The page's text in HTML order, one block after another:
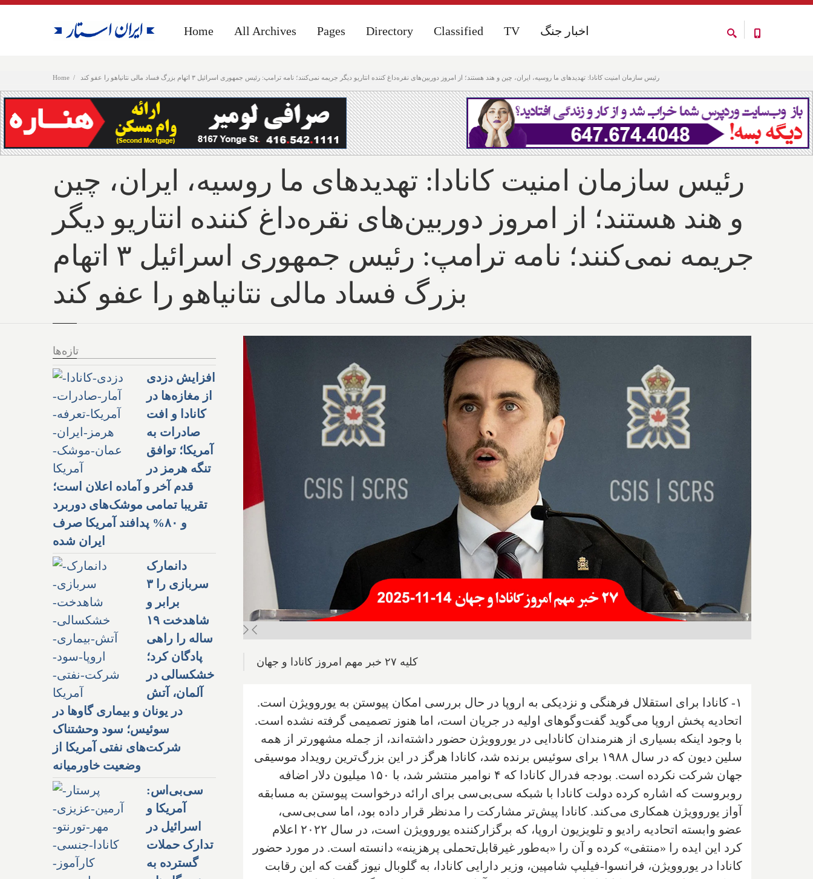
Home رئیس سازمان امنیت کانادا: تهدیدهای ما روسیه، ایران، چین و هند هستند؛ از امروز دوربین‌های نقره‌داغ کننده انتاریو دیگر جریمه نمی‌کنند؛ نامه ترامپ: رئیس جمهوری اسرائیل ۳ اتهام بزرگ فساد مالی نتانیاهو را عفو کند
Home All Archives Pages Directory Classified TV اخبار جنگ Home All Archives Pages Directory Classified TV اخبار جنگ
رئیس سازمان امنیت کانادا: تهدیدهای ما روسیه، ایران، چین
و هند هستند؛ از امروز دوربین‌های نقره‌داغ کننده انتاریو دیگر
جریمه نمی‌کنند؛ نامه ترامپ: رئیس جمهوری اسرائیل ۳ اتهام
بزرگ فساد مالی نتانیاهو را عفو کند
کلیه ۲۷ خبر مهم امروز کانادا و جهان
۱- کانادا برای استقلال فرهنگی و نزدیکی به اروپا در حال بررسی امکان پیوستن به یوروویژن است.
اتحادیه پخش اروپا می‌گوید گفت‌وگوهای اولیه در جریان است، اما هنوز تصمیمی گرفته نشده است.
با وجود اینکه بسیاری از هنرمندان کانادایی در یوروویژن حضور داشته‌اند، از جمله مشهورتر از همه
سلین دیون که در سال ۱۹۸۸ برای سوئیس برنده شد، کانادا هرگز در این بزرگ‌ترین رویداد موسیقی
جهان شرکت نکرده است. بودجه فدرال کانادا که ۴ نوامبر منتشر شد، با ۱۵۰ میلیون دلار اضافه
روبروست که اشاره کرده دولت کانادا با شبکه سی‌بی‌سی برای ارائه درخواست پیوستن به مسابقه
آواز یوروویژن همکاری می‌کند. کانادا پیش‌تر مشارکت را مدنظر قرار داده بود، اما سی‌بی‌سی،
عضو وابسته اتحادیه رادیو و تلویزیون اروپا، که برگزارکننده یوروویژن است، در سال ۲۰۲۲ اعلام
کرد این ایده را «منتفی» کرده و آن را «به‌طور غیرقابل‌تحملی پرهزینه» دانسته است. در مورد حضور
کانادا در یوروویژن، فرانسوا-فیلیپ شامپین، وزیر دارایی کانادا، به گلوبال نیوز گفت که این رقابت
تازه‌ها
افزایش دزدی
از مغازه‌ها در
کانادا و افت
صادرات به
آمریکا؛ توافق
تنگه هرمز در
قدم آخر و آماده اعلان است؛
تقریبا تمامی موشک‌های دوربرد
و ۸۰% پدافند آمریکا صرف
ایران شده
دانمارک
سربازی را ۳
برابر و
شاهدخت ۱۹
ساله را راهی
پادگان کرد؛
خشکسالی در
آلمان، آتش
در یونان و بیماری گاوها در
سوئیس؛ سود وحشتناک
شرکت‌های نفتی آمریکا از
وضعیت خاورمیانه
سی‌بی‌اس:
آمریکا و
اسرائیل در
تدارک حملات
گسترده به